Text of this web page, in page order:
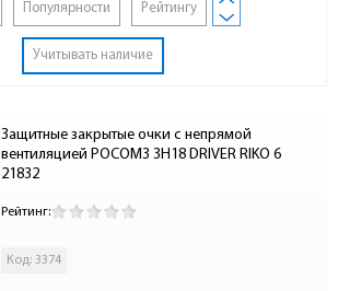
Популярности Рейтингу
Учитывать наличие
Защитные закрытые очки с непрямой
вентиляцией РОСОМЗ ЗН18 DRIVER RIKO 6
21832
Рейтинг:
Код: 3374